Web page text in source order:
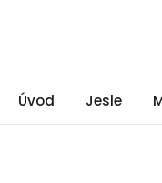
Úvod Jesle